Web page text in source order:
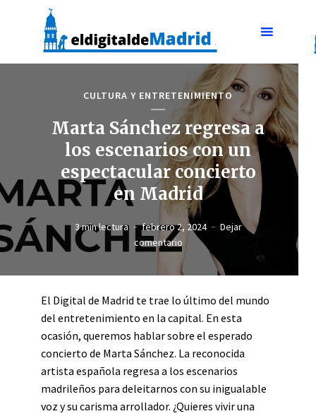
CULTURA Y ENTRETENIMIENTO
Marta Sánchez regresa a
los escenarios con un
espectacular concierto
en Madrid
3 min lectura febrero 2, 2024
Dejar
comentario
El Digital de Madrid te trae lo último del mundo
del entretenimiento en la capital. En esta
ocasión, queremos hablar sobre el esperado
concierto de Marta Sánchez. La reconocida
artista española regresa a los escenarios
madrileños para deleitarnos con su inigualable
voz y su carisma arrollador. ¿Quieres vivir una